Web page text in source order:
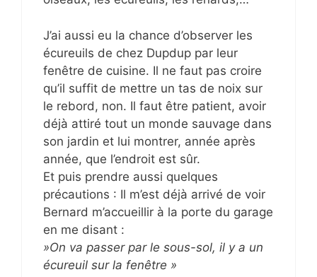
J’ai aussi eu la chance d’observer les
écureuils de chez Dupdup par leur
fenêtre de cuisine. Il ne faut pas croire
qu’il suffit de mettre un tas de noix sur
le rebord, non. Il faut être patient, avoir
déjà attiré tout un monde sauvage dans
son jardin et lui montrer, année après
année, que l’endroit est sûr.
Et puis prendre aussi quelques
précautions : Il m’est déjà arrivé de voir
Bernard m’accueillir à la porte du garage
en me disant :
»On va passer par le sous-sol, il y a un
écureuil sur la fenêtre »